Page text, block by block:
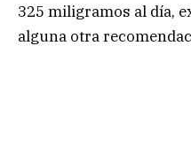
325 miligramos al día,
alguna otra